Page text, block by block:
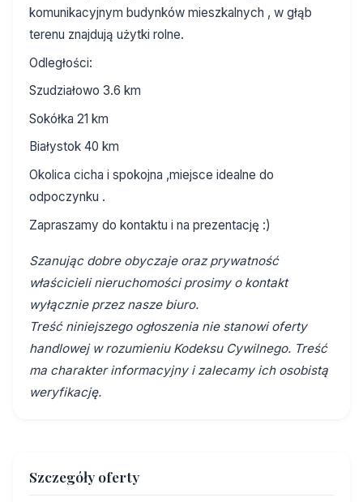
komunikacyjnym budynków mieszkalnych , w głąb
terenu znajdują użytki rolne.
Odległości:
Szudziałowo 3.6 km
Sokółka 21 km
Białystok 40 km
Okolica cicha i spokojna ,miejsce idealne do
odpoczynku .
Zapraszamy do kontaktu i na prezentację :)
Szanując dobre obyczaje oraz prywatność
właścicieli nieruchomości prosimy o kontakt
wyłącznie przez nasze biuro.
Treść niniejszego ogłoszenia nie stanowi oferty
handlowej w rozumieniu Kodeksu Cywilnego. Treść
ma charakter informacyjny i zalecamy ich osobistą
weryfikację.
Szczegóły oferty